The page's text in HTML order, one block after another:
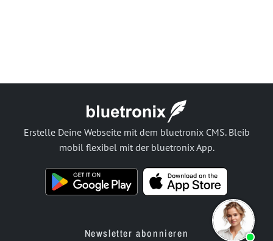
Erstelle Deine Webseite mit dem bluetronix CMS. Bleib
mobil flexibel mit der bluetronix App.
Newsletter abonnieren